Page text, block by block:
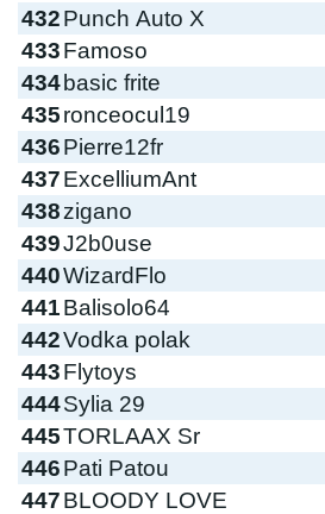
432Punch Auto X
433Famoso
434basic frite
435ronceocul19
436Pierre12fr
437ExcelliumAnt
438zigano
439J2b0use
440WizardFlo
441Balisolo64
442Vodka polak
443Flytoys
444Sylia 29
445TORLAAX Sr
446Pati Patou
447BLOODY LOVE